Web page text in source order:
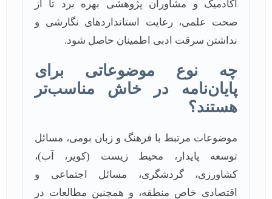
آکادمیک و مشاوران پژوهشی بهره برد تا از
صحت علمی، رعایت استانداردهای نگارشی و
نداشتن سرقت ادبی اطمینان حاصل شود.
چه نوع موضوعاتی برای
پایان‌نامه در خاش مناسب‌تر
هستند؟
موضوعات مرتبط با فرهنگ و زبان بومی، مسائل
توسعه پایدار، محیط زیست (کویر، آب)،
کشاورزی، گردشگری، مسائل اجتماعی و
اقتصادی خاص منطقه، و همچنین مطالعات در